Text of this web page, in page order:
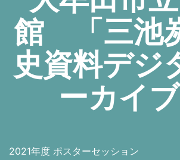
館 「三池
史資料デジ
ーカイブ
2021年度 ポスターセッション